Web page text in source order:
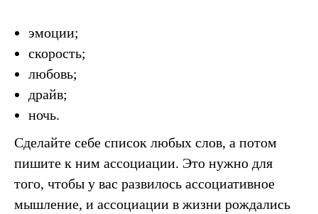
эмоции;
скорость;
любовь;
драйв;
ночь.
Сделайте себе список любых слов, а потом
пишите к ним ассоциации. Это нужно для
того, чтобы у вас развилось ассоциативное
мышление, и ассоциации в жизни рождались